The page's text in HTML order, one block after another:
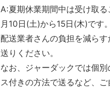
A:夏期休業期間中は受け取
月10日(土)から15日(木)です。
配送業者さんの負担を減ら
送りください。
なお、ジャーダックでは個
ス付きの方法で送るなど、ご